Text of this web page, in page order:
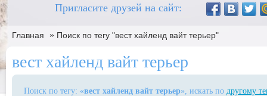
Пригласите друзей на сайт:
Главная » Поиск по тегу "вест хайленд вайт терьер"
вест хайленд вайт терьер
Поиск по тегу: «вест хайленд вайт терьер», искать по другому